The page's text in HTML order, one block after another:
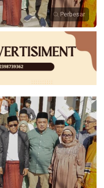
Perbesar